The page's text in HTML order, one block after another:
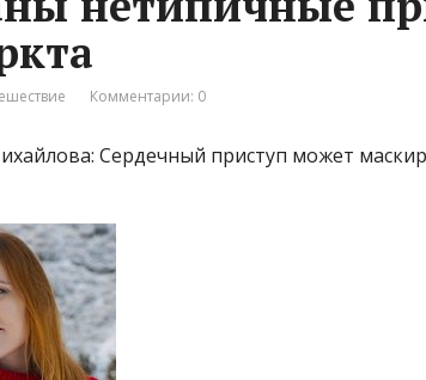
Комментарии: 0
Сердечный приступ может